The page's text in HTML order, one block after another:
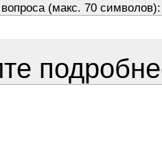
(макс. 70 символов):